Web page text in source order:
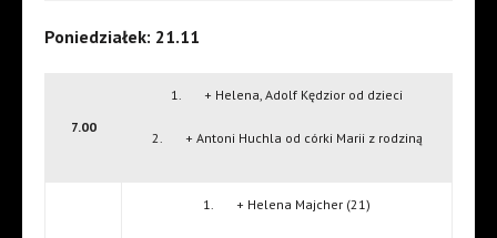
Poniedziałek: 21.11
7.00
1. + Helena, Adolf Kędzior od dzieci
2. + Antoni Huchla od córki Marii z rodziną
1. + Helena Majcher (21)